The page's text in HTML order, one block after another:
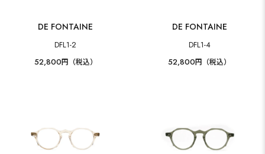
DE FONTAINE
DFL1-2
52,800円（税込）
DE FONTAINE
DFL1-4
52,800円（税込）